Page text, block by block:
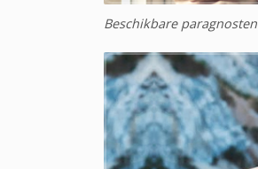
Beschikbare paragnosten